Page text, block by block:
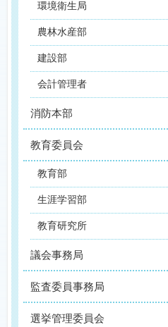
環境衛生局
農林水産部
建設部
会計管理者
消防本部
教育委員会
教育部
生涯学習部
教育研究所
議会事務局
監査委員事務局
選挙管理委員会